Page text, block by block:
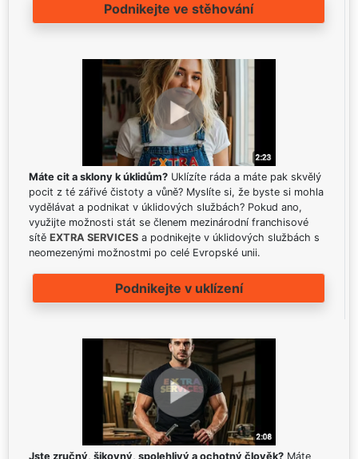
Podnikejte ve stěhování
Máte cit a sklony k úklidům? Uklízíte ráda a máte pak skvělý
pocit z té zářivé čistoty a vůně? Myslíte si, že byste si mohla
vydělávat a podnikat v úklidových službách? Pokud ano,
využijte možnosti stát se členem mezinárodní franchisové
sítě EXTRA SERVICES a podnikejte v úklidových službách s
neomezenými možnostmi po celé Evropské unii.
Podnikejte v uklízení
Jste zručný, šikovný, spolehlivý a ochotný člověk? Máte